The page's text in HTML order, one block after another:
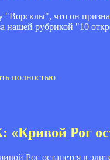
"Ворсклы", что он
нашей рубрикой "10
полностью
Рог